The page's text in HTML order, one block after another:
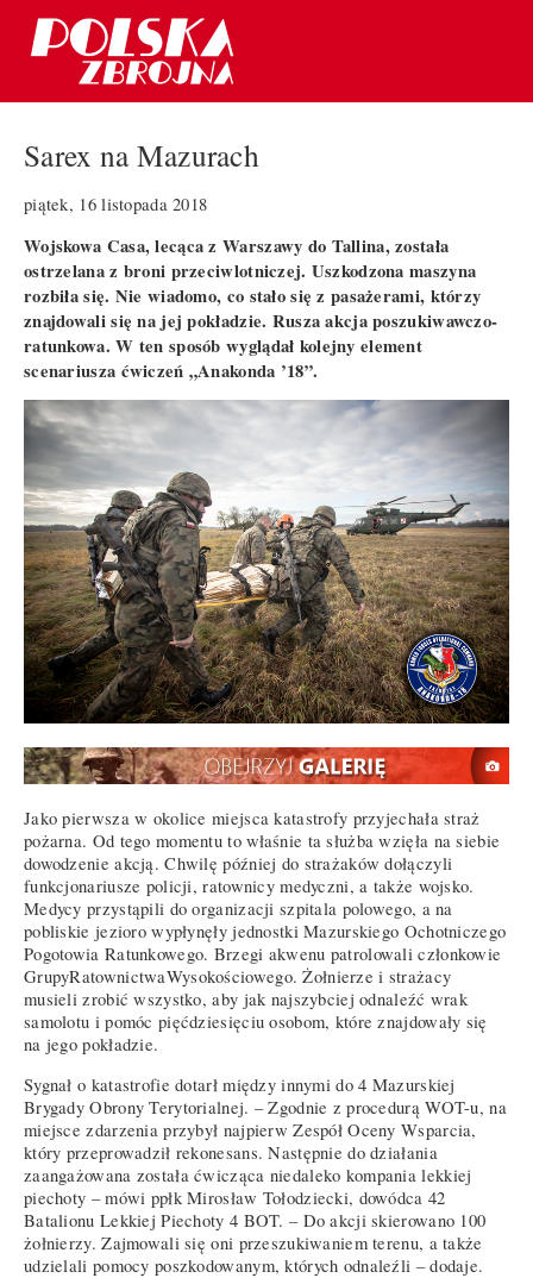
Sarex na Mazurach
piątek, 16 listopada 2018
Wojskowa Casa, lecąca z Warszawy do Tallina, została
ostrzelana z broni przeciwlotniczej. Uszkodzona maszyna
rozbiła się. Nie wiadomo, co stało się z pasażerami, którzy
znajdowali się na jej pokładzie. Rusza akcja poszukiwawczo-
ratunkowa. W ten sposób wyglądał kolejny element
scenariusza ćwiczeń „Anakonda ’18”.
Jako pierwsza w okolice miejsca katastrofy przyjechała straż
pożarna. Od tego momentu to właśnie ta służba wzięła na siebie
dowodzenie akcją. Chwilę później do strażaków dołączyli
funkcjonariusze policji, ratownicy medyczni, a także wojsko.
Medycy przystąpili do organizacji szpitala polowego, a na
pobliskie jezioro wypłynęły jednostki Mazurskiego Ochotniczego
Pogotowia Ratunkowego. Brzegi akwenu patrolowali członkowie
GrupyRatownictwaWysokościowego. Żołnierze i strażacy
musieli zrobić wszystko, aby jak najszybciej odnaleźć wrak
samolotu i pomóc pięćdziesięciu osobom, które znajdowały się
na jego pokładzie.
Sygnał o katastrofie dotarł między innymi do 4 Mazurskiej
Brygady Obrony Terytorialnej. – Zgodnie z procedurą WOT-u, na
miejsce zdarzenia przybył najpierw Zespół Oceny Wsparcia,
który przeprowadził rekonesans. Następnie do działania
zaangażowana została ćwicząca niedaleko kompania lekkiej
piechoty – mówi ppłk Mirosław Tołodziecki, dowódca 42
Batalionu Lekkiej Piechoty 4 BOT. – Do akcji skierowano 100
żołnierzy. Zajmowali się oni przeszukiwaniem terenu, a także
udzielali pomocy poszkodowanym, których odnaleźli – dodaje.